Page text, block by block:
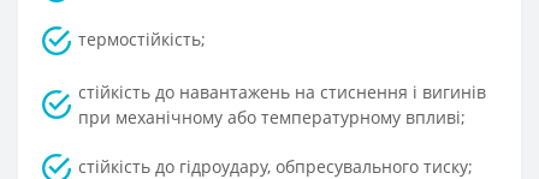
термостійкість;
стійкість до навантажень на стиснення і вигинів
при механічному або температурному впливі;
стійкість до гідроудару, обпресувального тиску;